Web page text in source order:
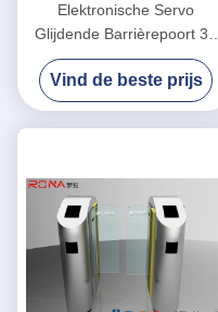
Elektronische Servo
Glijdende Barrièrepoort 30
Personen/Min de
Klantenontwerp van de
Doorgangssnelheid
Vind de beste prijs